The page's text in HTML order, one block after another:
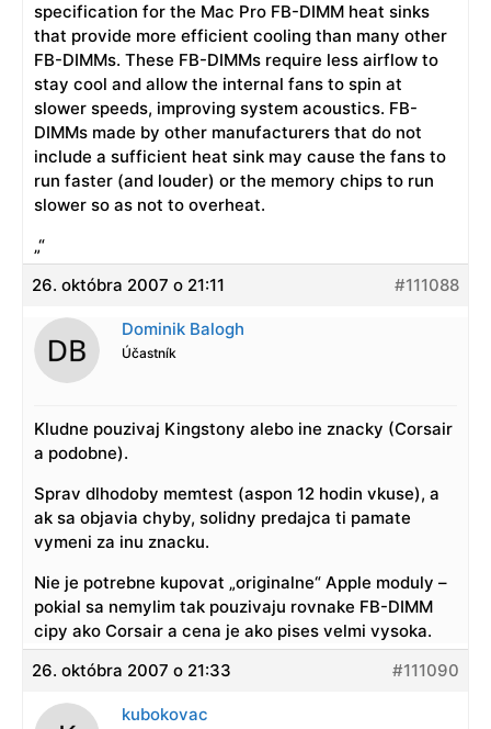
specification for the Mac Pro FB-DIMM heat sinks
that provide more efficient cooling than many other
FB-DIMMs. These FB-DIMMs require less airflow to
stay cool and allow the internal fans to spin at
slower speeds, improving system acoustics. FB-
DIMMs made by other manufacturers that do not
include a sufficient heat sink may cause the fans to
run faster (and louder) or the memory chips to run
slower so as not to overheat.
„“
26. októbra 2007 o 21:11
#111088
Dominik Balogh
Účastník
Kludne pouzivaj Kingstony alebo ine znacky (Corsair
a podobne).
Sprav dlhodoby memtest (aspon 12 hodin vkuse), a
ak sa objavia chyby, solidny predajca ti pamate
vymeni za inu znacku.
Nie je potrebne kupovat „originalne“ Apple moduly –
pokial sa nemylim tak pouzivaju rovnake FB-DIMM
cipy ako Corsair a cena je ako pises velmi vysoka.
26. októbra 2007 o 21:33
#111090
kubokovac